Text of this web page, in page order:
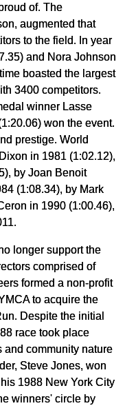
of. The
augmented that
to the field. In year
and Nora Johnson
boasted the largest
3400 competitors.
winner Lasse
won the event.
prestige. World
in 1981 (1:02.12),
by Joan Benoit
(1:08.34), by Mark
in 1990 (1:00.46),
longer support the
comprised of
formed a non-profit
to acquire the
Despite the initial
race took place
community nature
Steve Jones, won
1988 New York City
winners' circle by